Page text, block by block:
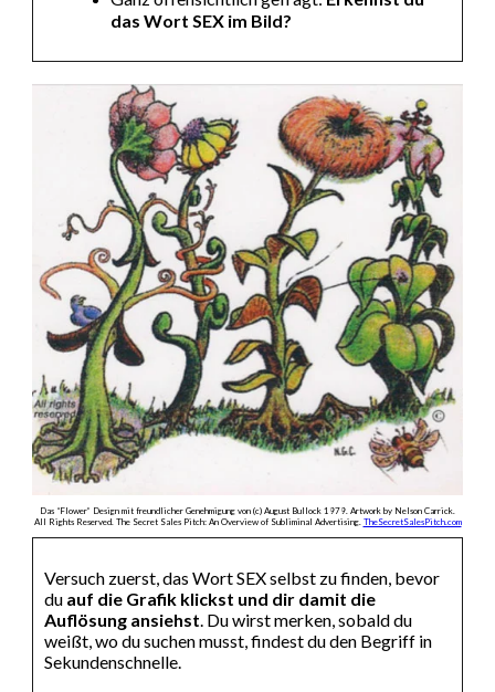
das Wort SEX im Bild?
Das “Flower” Design mit freundlicher Genehmigung von (c) August Bullock 1979. Artwork by Nelson Carrick.
All Rights Reserved. The Secret Sales Pitch: An Overview of Subliminal Advertising. TheSecretSalesPitch.com
Versuch zuerst, das Wort SEX selbst zu finden, bevor
du auf die Grafik klickst und dir damit die
Auflösung ansiehst . Du wirst merken, sobald du
weißt, wo du suchen musst, findest du den Begriff in
Sekundenschnelle.